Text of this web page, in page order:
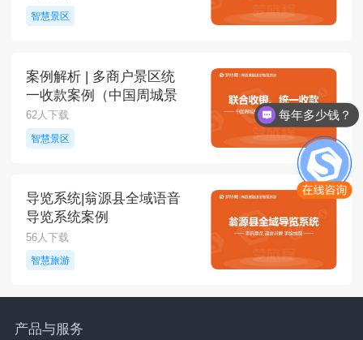
智慧景区
案例解析 | 多商户景区统
一收款案例（中国周城景
区）
62人下载
智慧景区
导览系统|翁源县全域语音
导览系统案例
56人下载
智慧旅游
产品与服务
每年多少钱？